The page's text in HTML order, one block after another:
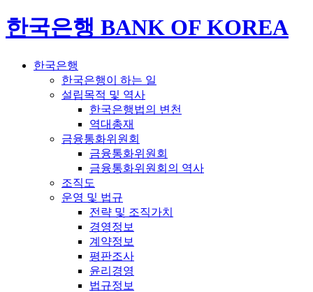
한국은행 BANK OF KOREA
한국은행
한국은행이 하는 일
설립목적 및 역사
한국은행법의 변천
역대총재
금융통화위원회
금융통화위원회
금융통화위원회의 역사
조직도
운영 및 법규
전략 및 조직가치
경영정보
계약정보
평판조사
윤리경영
법규정보